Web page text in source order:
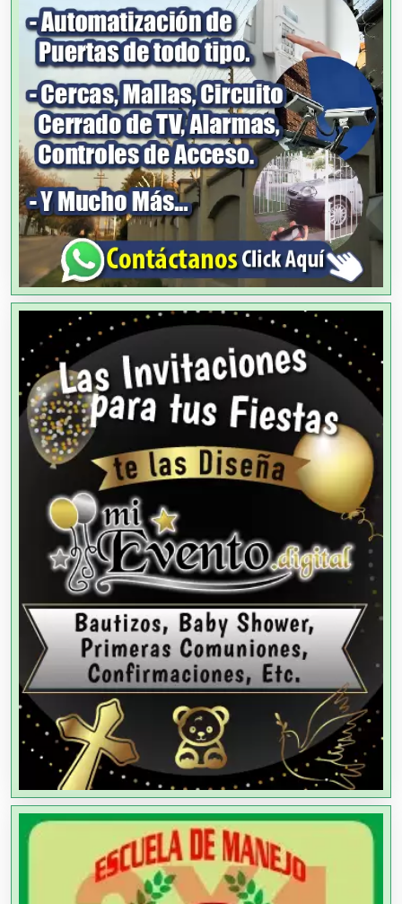
Alimentos
Almacenaje
Alquiler de Autos
Alquiler de Equipos para Fiestas
Alquiler de Sillas y Mesas
Alquiler de Trajes de Etiqueta
Alta Costura
Aluminio
Ambulancias
Análisis Clínicos
Análisis de Aguas
Animadores de Eventos
Aparatos y Equipos Eléctricos
Arquitectos
Artes Gráficas